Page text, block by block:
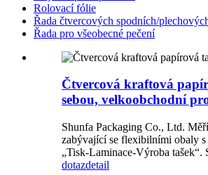
Rolovací fólie
Řada čtvercových spodních/
Řada pro všeobecné pečení
Čtvercová kraftová
sebou, velkoobchodní
Shunfa Packaging Co., Ltd.
zabývající se flexibilními obaly
„Tisk-Laminace-Výroba
dotazdetail